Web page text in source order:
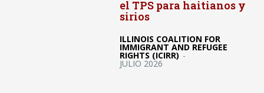
el TPS para haitianos y
sirios
ILLINOIS COALITION FOR
IMMIGRANT AND REFUGEE
RIGHTS (ICIRR) -
JULIO 2026